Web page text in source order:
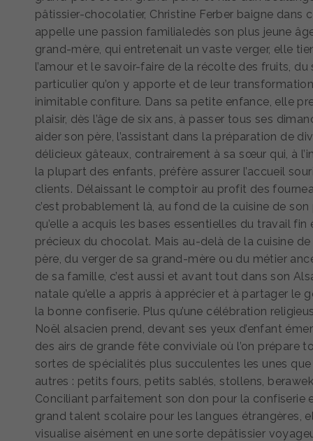
pâtissier-chocolatier, Christine Ferber baigne dans
appelle une passion familialedès son plus jeune
grand-mère, qui entretenait un vaste verger, elle
l’amour et le savoir-faire de la récolte des fruits, du
particulier qu’on y apporte et de leur
inimitable confiture. Dans sa petite enfance, elle
plaisir, dès l’âge de six ans, à passer tous ses
aider son père, l’assistant dans la préparation de
délicieux gâteaux, contrairement à sa sœur qui, à
la plupart des enfants, préfère assurer l’accueil
clients. Délaissant le comptoir au profit des
c’est probablement là, au fond de la cuisine de son
qu’elle a acquis les bases essentielles du travail fin
précieux du chocolat. Mais au-delà de la cuisine de
père, du verger de sa grand-mère ou du métier
de sa famille, c’est aussi et avant tout dans son
natale qu’elle a appris à apprécier et à partager le
la bonne confiserie. Plus qu’une célébration
Noël alsacien prend, devant ses yeux d’enfant
des airs de grande fête conviviale où l’on prépare
sortes de spécialités plus succulentes les unes
autres : petits fours, petits sablés, stollens,
Conciliant parfaitement son don pour la confiserie
grand talent scolaire pour les langues étrangères,
visualise aisément en une sorte depâtissier